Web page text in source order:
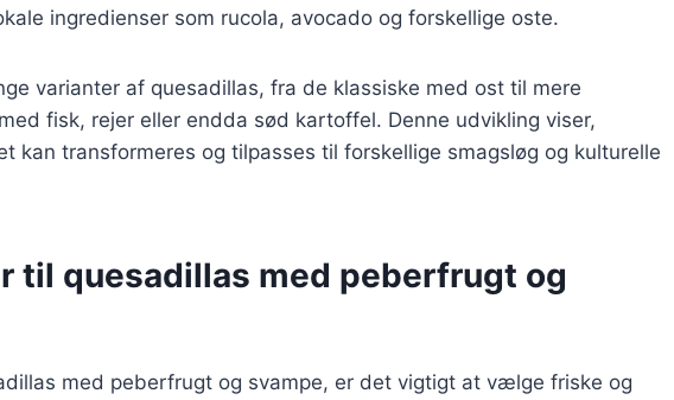
ingredienser som rucola, avocado og forskellige oste.
varianter af quesadillas, fra de klassiske med ost til mere
fisk, rejer eller endda sød kartoffel. Denne udvikling viser,
kan transformeres og tilpasses til forskellige smagsløg og kulturelle
til quesadillas med peberfrugt og
med peberfrugt og svampe, er det vigtigt at vælge friske og